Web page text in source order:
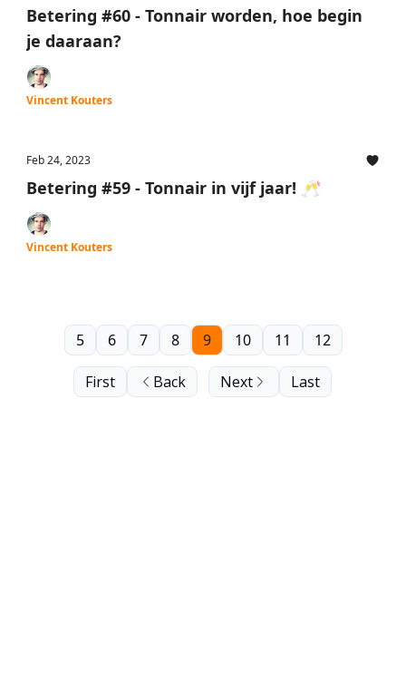
Betering #60 - Tonnair worden, hoe begin
je daaraan?
Vincent Kouters
Feb 24, 2023
Betering #59 - Tonnair in vijf jaar! 🥂
Vincent Kouters
First Back
5 6 7 8 9 10 11 12
Next Last